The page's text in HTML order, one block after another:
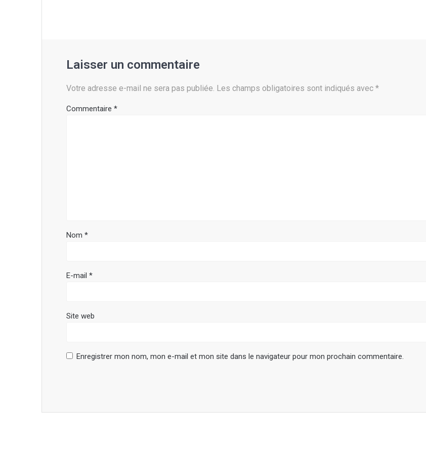
Laisser un commentaire
Votre adresse e-mail ne sera pas publiée. Les champs obligatoires sont indiqués avec*
Commentaire*
Nom*
E-mail*
Site web
Enregistrer mon nom, mon e-mail et mon site dans le navigateur pour mon prochain commentaire.